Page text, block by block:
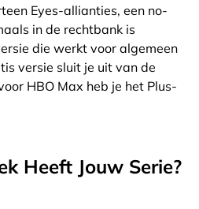
Eyes-allianties, een no-
in de rechtbank is
die werkt voor algemeen
versie sluit je uit van de
HBO Max heb je het Plus-
Heeft Jouw Serie?